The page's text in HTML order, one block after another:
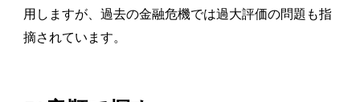
用しますが、過去の金融危機では過大評価の問題も指
摘されています。